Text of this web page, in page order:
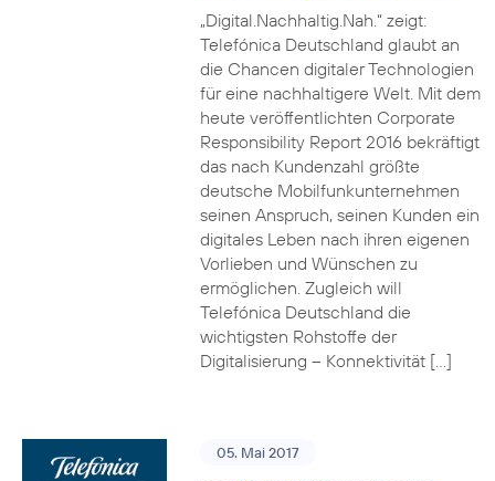
„Digital.Nachhaltig.Nah.“ zeigt:
Telefónica Deutschland glaubt an
die Chancen digitaler Technologien
für eine nachhaltigere Welt. Mit dem
heute veröffentlichten Corporate
Responsibility Report 2016 bekräftigt
das nach Kundenzahl größte
deutsche Mobilfunkunternehmen
seinen Anspruch, seinen Kunden ein
digitales Leben nach ihren eigenen
Vorlieben und Wünschen zu
ermöglichen. Zugleich will
Telefónica Deutschland die
wichtigsten Rohstoffe der
Digitalisierung – Konnektivität […]
05. Mai 2017